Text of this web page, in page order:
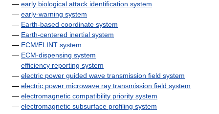
— early biological attack identification system
— early-warning system
— Earth-based coordinate system
— Earth-centered inertial system
— ECM/ELINT system
— ECM-dispensing system
— efficiency reporting system
— electric power guided wave transmission field system
— electric power microwave ray transmission field system
— electromagnetic compatibility priority system
— electromagnetic subsurface profiling system